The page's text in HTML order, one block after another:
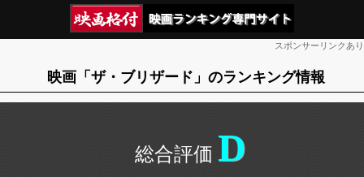
スポンサーリンクあり
映画「ザ・ブリザード」のランキング情報
D